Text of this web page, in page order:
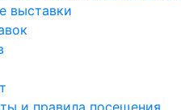
выставки
и правила посещения